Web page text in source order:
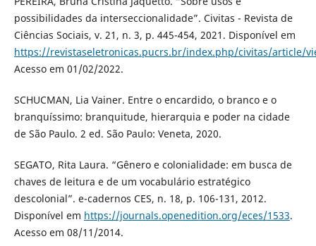
possibilidades da interseccionalidade”. Civitas - Revista de
Ciências Sociais, v. 21, n. 3, p. 445-454, 2021. Disponível em
https://revistaseletronicas.pucrs.br/index.php/civitas/article/
Acesso em 01/02/2022.
SCHUCMAN, Lia Vainer. Entre o encardido, o branco e o
branquíssimo: branquitude, hierarquia e poder na cidade
de São Paulo. 2 ed. São Paulo: Veneta, 2020.
SEGATO, Rita Laura. “Gênero e colonialidade: em busca de
chaves de leitura e de um vocabulário estratégico
descolonial”. e-cadernos CES, n. 18, p. 106-131, 2012.
Disponível em https://journals.openedition.org/eces/1533.
Acesso em 08/11/2014.